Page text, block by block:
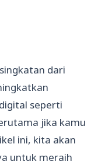
dari
seperti
jika kamu
ini, kita akan
untuk meraih